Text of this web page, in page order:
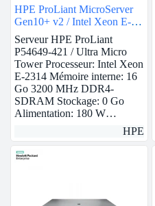
HPE ProLiant MicroServer
Gen10+ v2 / Intel Xeon E-
2314 / 16GB
Serveur HPE ProLiant
P54649-421 / Ultra Micro
Tower Processeur: Intel Xeon
E-2314 Mémoire interne: 16
Go 3200 MHz DDR4-
SDRAM Stockage: 0 Go
Alimentation: 180 W…
HPE